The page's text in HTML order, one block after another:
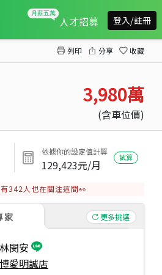
人才招募 登入/註冊
列印 分享 收藏
3,980萬
(含車位價)
依據你的設定值計算
129,423元/月
試算
有342 人也在關注這間👀
家 更多挑選
林閔安
博愛明誠店